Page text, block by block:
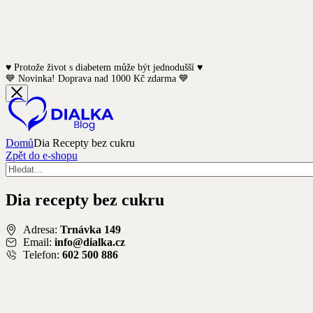
♥️ Protože život s diabetem může být jednodušší ♥️
💙 Novinka! Doprava nad 1000 Kč zdarma 💙
DomůDia Recepty bez cukru
Zpět do e-shopu
Dia recepty bez cukru
Pizza večer i s cukrovkou? Recept na křupavé
Recept na božský cheesecake
Kuřecí pánev s cizrnou a špenátem
Recept na perník pro diabetiky
Šťavnatý pečený losos s citronovou quinoou a
Adresa: Trnávka 149
Email: info@dialka.cz
Telefon: 602 500 886